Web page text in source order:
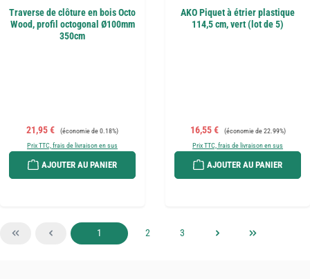
Traverse de clôture en bois Octo
Wood, profil octogonal Ø100mm
350cm
Prix de vente :
21,95 € Prix régulier :
(économie de 0.18%)
Prix TTC, frais de livraison en sus
AJOUTER AU PANIER
AKO Piquet à étrier plastique
114,5 cm, vert (lot de 5)
Prix de vente :
16,55 € Prix régulier :
(économie de 22.99%)
Prix TTC, frais de livraison en sus
AJOUTER AU PANIER
Page
1 Page
2 Page
3